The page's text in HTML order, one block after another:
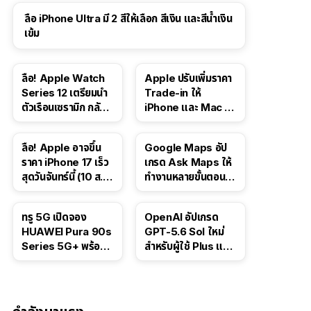
ลือ iPhone Ultra มี 2 สีให้เลือก สีเงิน และสีน้ำเงิน
เข้ม
ลือ! Apple Watch
Series 12 เตรียมนำ
ตัวเรือนเซรามิก กลับ
Apple ปรับเพิ่มราคา
Trade-in ให้
iPhone และ Mac ใน
ลือ! Apple อาจขึ้น
ราคา iPhone 17 เร็ว
สุดวันจันทร์นี้ (10 ส.ค.
Google Maps อัป
เกรด Ask Maps ให้
ทำงานหลายขั้นตอนได้
สาธารณะ
ทรู 5G เปิดจอง
HUAWEI Pura 90s
Series 5G+ พร้อม
OpenAI อัปเกรด
GPT-5.6 Sol ใหม่
สำหรับผู้ใช้ Plus และ